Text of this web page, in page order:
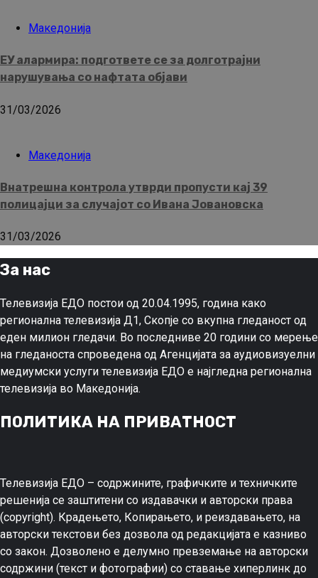
Македонија
ЕУ алармира: подгответе се за долготрајни
нарушувања со нафтата објави
31/03/2026
Македонија
Внатрешна контрола утврди пропусти кај 39
полицајци за случајот со Ивана Јовановска
31/03/2026
За нас
Телевизија ЕДО постои од 20.04.1995, година како
регионална телевизија Д1, Скопје со вкупна гледаност од
еден милион гледачи. Во последниве 20 години со мерење
на гледаноста спроведена од Агенцијата за аудиовизуелни
медиумски услуги телевизија ЕДО е најгледна регионална
телевизија во Македонија.
ПОЛИТИКА НА ПРИВАТНОСТ
Телевизија ЕДО – содржините, графичките и техничките
решенија се заштитени со издавачки и авторски права
(copyright). Крадењето, Копирањето, и реиздавањето, на
авторски текстови без дозвола од редакцијата е казниво
со закон. Дозволено е делумно превземање на авторски
содржини (текст и фотографии) со ставање хиперлинк до